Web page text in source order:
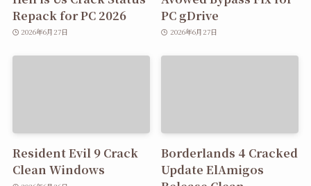
Repack for PC 2026
2026年6月27日
PC gDrive
2026年6月27日
Resident Evil 9 Crack
Clean Windows
Borderlands 4 Cracked
Update ElAmigos